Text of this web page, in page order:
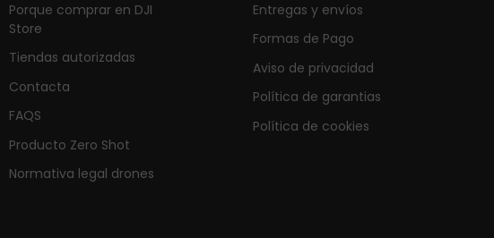
Porque comprar en DJI
Store
Tiendas autorizadas
Contacta
FAQS
Producto Zero Shot
Normativa legal drones
Entregas y envíos
Formas de Pago
Aviso de privacidad
Política de garantias
Política de cookies